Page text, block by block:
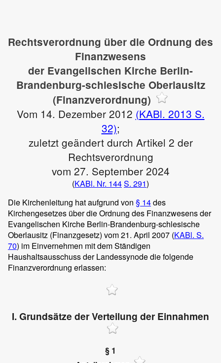
Rechtsverordnung über die Ordnung des
Finanzwesens
der Evangelischen Kirche Berlin-
Brandenburg-schlesische Oberlausitz
(Finanzverordnung)
Vom 14. Dezember 2012 (KABl. 2013 S.
32);
zuletzt geändert durch Artikel 2 der
Rechtsverordnung
vom 27. September 2024
(KABl. Nr. 144S. 291)
Die Kirchenleitung hat aufgrund von § 14des
Kirchengesetzes über die Ordnung des Finanzwesens der
Evangelischen Kirche Berlin-Brandenburg-schlesische
Oberlausitz (Finanzgesetz) vom 21. April 2007 (KABl. S.
70) im Einvernehmen mit dem Ständigen
Haushaltsausschuss der Landessynode die folgende
Finanzverordnung erlassen:
I. Grundsätze der Verteilung der Einnahmen
§ 1